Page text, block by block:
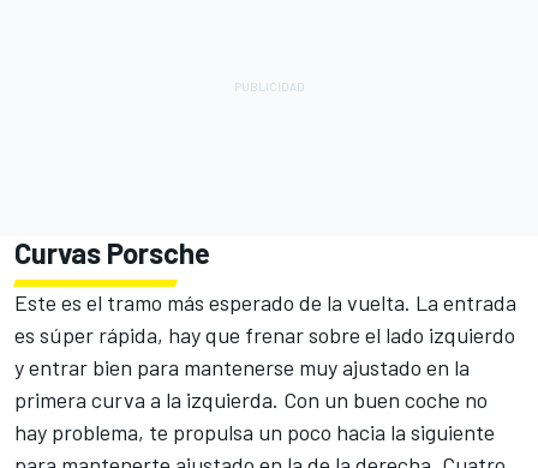
Curvas Porsche
Este es el tramo más esperado de la vuelta. La entrada
es súper rápida, hay que frenar sobre el lado izquierdo
y entrar bien para mantenerse muy ajustado en la
primera curva a la izquierda. Con un buen coche no
hay problema, te propulsa un poco hacia la siguiente